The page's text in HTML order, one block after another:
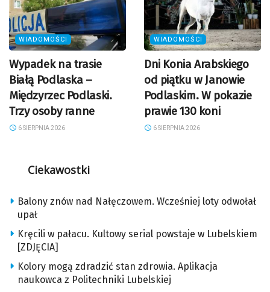
WIADOMOŚCI
Wypadek na trasie
Białą Podlaska –
Międzyrzec Podlaski.
Trzy osoby ranne
6 SIERPNIA 2026
WIADOMOŚCI
Dni Konia Arabskiego
od piątku w Janowie
Podlaskim. W pokazie
prawie 130 koni
6 SIERPNIA 2026
Ciekawostki
Balony znów nad Nałęczowem. Wcześniej loty odwołał
upał
Kręcili w pałacu. Kultowy serial powstaje w Lubelskiem
[ZDJĘCIA]
Kolory mogą zdradzić stan zdrowia. Aplikacja
naukowca z Politechniki Lubelskiej